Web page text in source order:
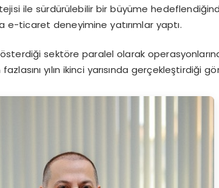
ile sürdürülebilir bir büyüme hedefle
e-ticaret deneyimine yatırımlar yaptı.
sektöre paralel olarak
fazlasını yılın ikinci yarısında gerçekleştirdiği